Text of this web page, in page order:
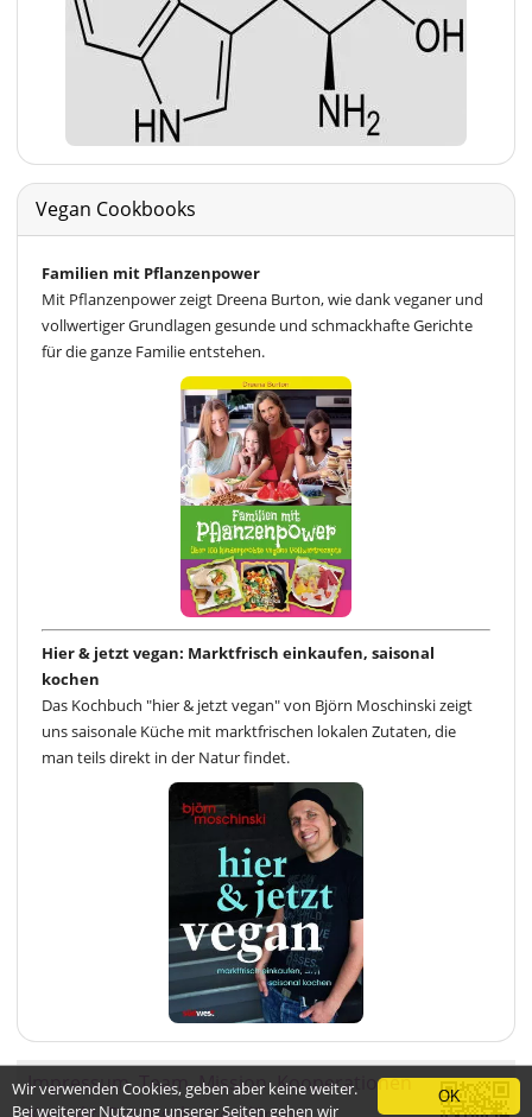
Vegan Cookbooks
Familien mit Pflanzenpower
Mit Pflanzenpower zeigt Dreena Burton, wie dank veganer und
vollwertiger Grundlagen gesunde und schmackhafte Gerichte
für die ganze Familie entstehen.
Hier & jetzt vegan: Marktfrisch einkaufen, saisonal
kochen
Das Kochbuch "hier & jetzt vegan" von Björn Moschinski zeigt
uns saisonale Küche mit marktfrischen lokalen Zutaten, die
man teils direkt in der Natur findet.
ImpressumTeamMissionKooperationen
OK
Wir verwenden Cookies, geben aber keine weiter.
Bei weiterer Nutzung unserer Seiten gehen wir